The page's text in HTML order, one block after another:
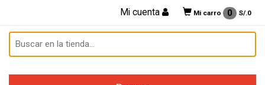
Mi cuenta Mi carro 0 S/.0